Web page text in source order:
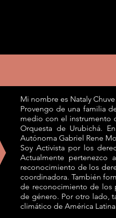
Mi nombre es Nataly
Provengo de una familia
medio con el instrumento
Orquesta de Urubichá.
Autónoma Gabriel Rene
Soy Activista por los
Actualmente pertenezco
reconocimiento de los
coordinadora. También
de reconocimiento de los
de género. Por otro lado,
climático de América